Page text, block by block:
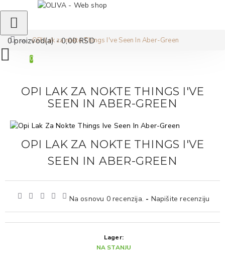
0 proizvod(a) - 0,00 RSD
0
OPI Lak za nokte Things I've Seen In Aber-Green
OPI LAK ZA NOKTE THINGS I'VE
SEEN IN ABER-GREEN
OPI LAK ZA NOKTE THINGS I'VE
SEEN IN ABER-GREEN
Na osnovu 0 recenzija. - Napišite recenziju
Lager:
NA STANJU